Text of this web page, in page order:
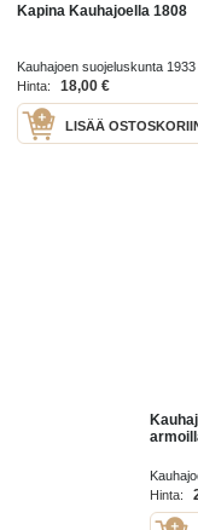
Kapina Kauhajoella 1808
Kauhajoen suojeluskunta 1933
Hinta:
18,00 €
LISÄÄ
2014
Hinta: